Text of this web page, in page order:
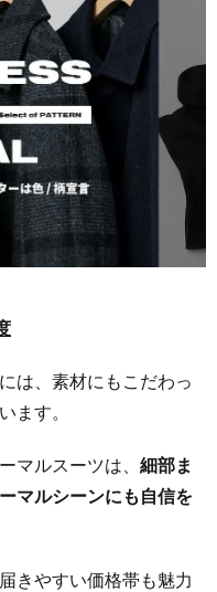
は、素材にもこだわっ
ます。
マルスーツは、 細部ま
マルシーンにも自信を
きやすい価格帯も魅力